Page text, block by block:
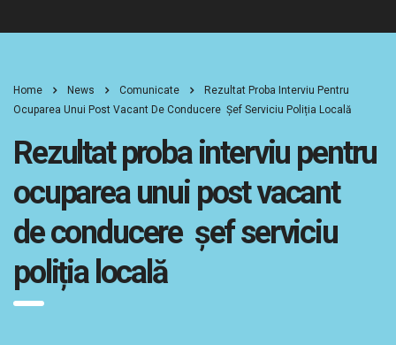
Home News Comunicate
Rezultat Proba Interviu Pentru
Ocuparea Unui Post Vacant De Conducere Șef Serviciu Poliția Locală
Rezultat proba interviu pentru
ocuparea unui post vacant
de conducere șef serviciu
poliția locală